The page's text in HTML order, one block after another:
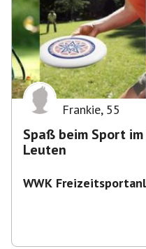
Frankie, 55
Spaß beim Sport
Leuten
WWK